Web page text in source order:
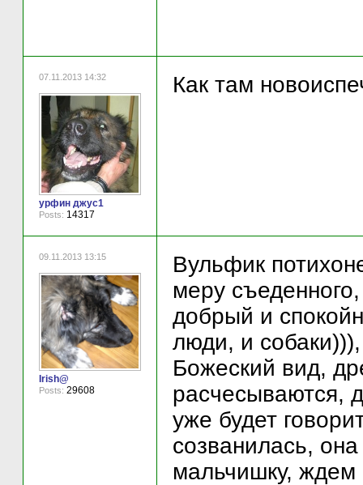
07.11.2013 14:32
урфин джус1
Posts: 14317
Как там
09.11.2013 13:15
Irish@
Posts: 29608
Вульфик
меру
добрый и
люди, и
Божеский вид,
расчесываются,
уже будет
созванилась,
мальчишку, ждем